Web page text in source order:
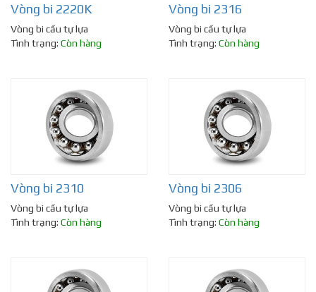
Vòng bi 2220K
Vòng bi cầu tự lựa
Tình trạng: Còn hàng
Vòng bi 2316
Vòng bi cầu tự lựa
Tình trạng: Còn hàng
Vòng bi 2310
Vòng bi cầu tự lựa
Tình trạng: Còn hàng
Vòng bi 2306
Vòng bi cầu tự lựa
Tình trạng: Còn hàng